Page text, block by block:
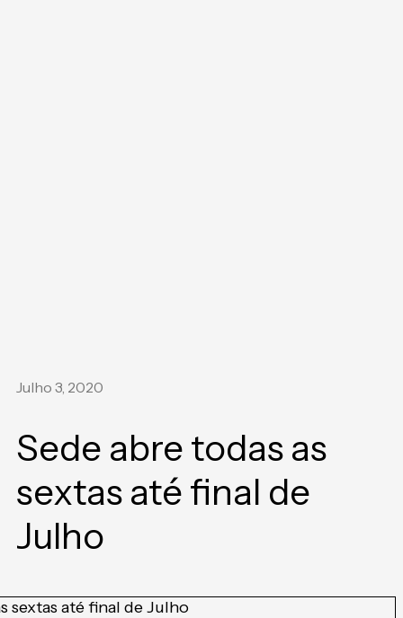
Julho 3, 2020
Sede abre todas as
sextas até final de
Julho